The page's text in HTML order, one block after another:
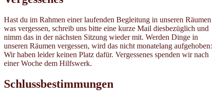
Hast du im Rahmen einer laufenden Begleitung in unseren Räumen
was vergessen, schreib uns bitte eine kurze Mail diesbezüglich und
nimm das in der nächsten Sitzung wieder mit. Werden Dinge in
unseren Räumen vergessen, wird das nicht monatelang aufgehoben:
Wir haben leider keinen Platz dafür. Vergessenes spenden wir nach
einer Woche dem Hilfswerk.
Schlussbestimmungen